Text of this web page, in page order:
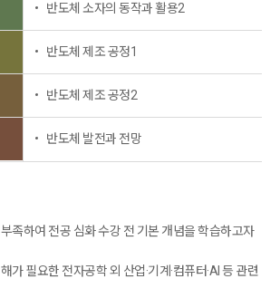
반도체 소자의 동작과 활용2
반도체 제조 공정1
반도체 제조 공정2
반도체 발전과 전망
족하여 전공 심화 수강 전 기본 개념을 학습하고자
가 필요한 전자공학 외 산업·기계·컴퓨터·AI 등 관련